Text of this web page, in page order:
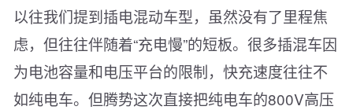
以往我们提到插电混动车型，虽然没有了里程焦
虑，但往往伴随着“充电慢”的短板。很多插混车因
为电池容量和电压平台的限制，快充速度往往不
如纯电车。但腾势这次直接把纯电车的800V高压